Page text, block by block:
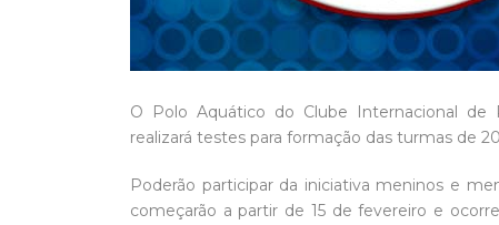
O Polo Aquático do Clube Internacional de
realizará testes para formação das turmas de
Poderão participar da iniciativa meninos e
começarão a partir de 15 de fevereiro e